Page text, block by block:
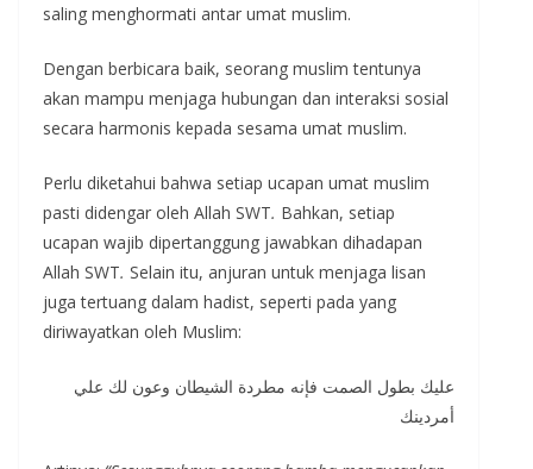
saling menghormati antar umat muslim.
Dengan berbicara baik, seorang muslim tentunya
akan mampu menjaga hubungan dan interaksi sosial
secara harmonis kepada sesama umat muslim.
Perlu diketahui bahwa setiap ucapan umat muslim
pasti didengar oleh Allah SWT. Bahkan, setiap
ucapan wajib dipertanggung jawabkan dihadapan
Allah SWT. Selain itu, anjuran untuk menjaga lisan
juga tertuang dalam hadist, seperti pada yang
diriwayatkan oleh Muslim:
عليك بطول الصمت فإنه مطردة الشيطان وعون لك علي
أمردينك